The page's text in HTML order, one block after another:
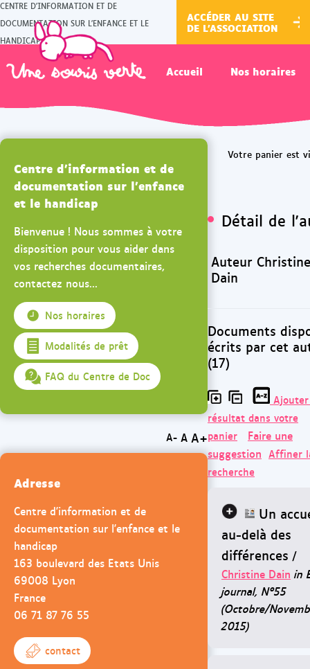
CENTRE D'INFORMATION ET DE
DOCUMENTATION SUR L'ENFANCE ET LE
HANDICAP
ACCÉDER AU SITE
DE L'ASSOCIATION
Accueil Nos horaires
Détail de
Auteur Christine
Dain
Documents
écrits par cet
(17)
résultat dans votre
panier
Faire une
suggestion Affiner
recherche
Un
au-delà des
différences /
Christine Dain in
journal, N°55
(Octobre/
2015)
Centre d'information et de
documentation sur l'enfance
et le handicap
Bienvenue ! Nous sommes à votre
disposition pour vous aider dans
vos recherches documentaires,
contactez nous...
Nos horaires
Modalités de prêt
FAQ du Centre de Doc
A- A A+
Adresse
Centre d'information et de
documentation sur l'enfance et le
handicap
163 boulevard des Etats Unis
69008 Lyon
France
06 71 87 76 55
contact